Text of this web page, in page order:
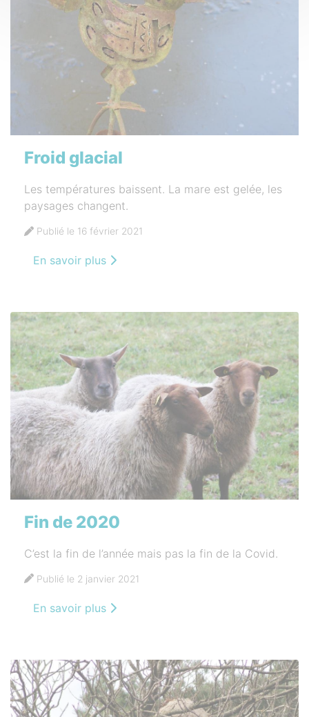
Froid glacial
Les températures baissent. La mare est gelée, les
paysages changent.
Publié le 16 février 2021
En savoir plus
Fin de 2020
C’est la fin de l’année mais pas la fin de la Covid.
Publié le 2 janvier 2021
En savoir plus